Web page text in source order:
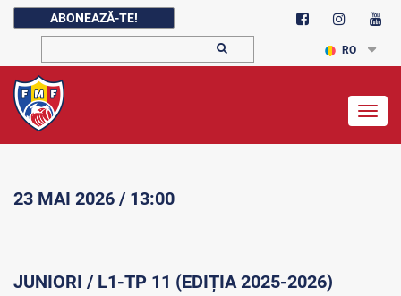
ABONEAZĂ-TE!
RO
23 MAI 2026 / 13:00
JUNIORI / L1-TP 11 (EDIȚIA 2025-2026)